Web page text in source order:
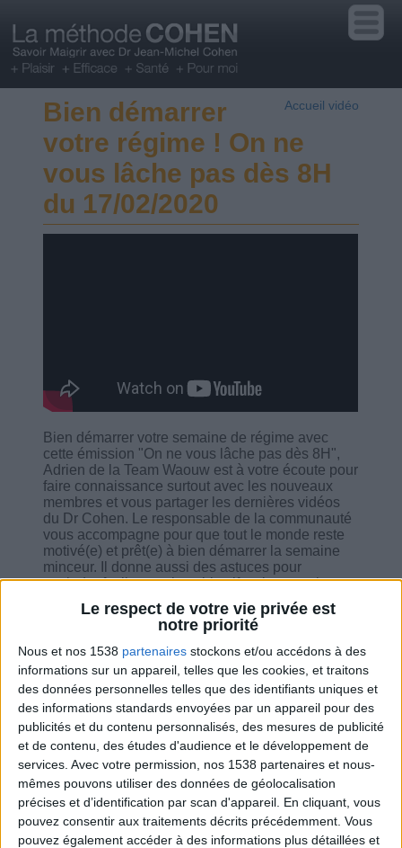
Le respect de votre vie privée est
notre priorité
Nous et nos 1538 partenaires stockons et/ou accédons à des
informations sur un appareil, telles que les cookies, et traitons
des données personnelles telles que des identifiants uniques et
des informations standards envoyées par un appareil pour des
publicités et du contenu personnalisés, des mesures de publicité
et de contenu, des études d'audience et le développement de
services. Avec votre permission, nos 1538 partenaires et nous-
mêmes pouvons utiliser des données de géolocalisation
précises et d’identification par scan d'appareil. En cliquant, vous
pouvez consentir aux traitements décrits précédemment. Vous
pouvez également accéder à des informations plus détaillées et
Accueil vidéo
Bien démarrer
votre régime ! On ne
vous lâche pas dès 8H
du 17/02/2020
Bien démarrer votre semaine de régime avec
cette émission "On ne vous lâche pas dès 8H",
Adrien de la Team Waouw est à votre écoute pour
faire connaissance surtout avec les nouveaux
membres et vous partager les dernières vidéos
du Dr Cohen. Le responsable de la communauté
vous accompagne pour que tout le monde reste
motivé(e) et prêt(e) à bien démarrer la semaine
minceur. Il donne aussi des astuces pour
atteindre facilement les objectifs minceurs, la
routine minceur et méthode smart, ainsi que ces
conseils pour vous encourager sur votre
Combien de kilos souhaitez-vous perdre ?
Moins de
5 kilos
De 5 à 10
kilos
Plus de
10 kilos